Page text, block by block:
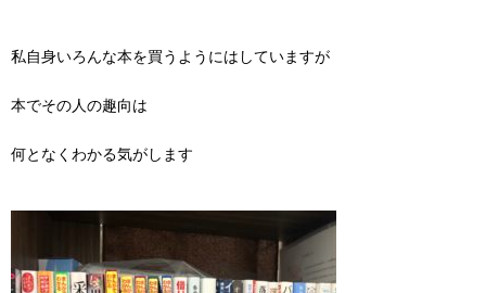
私自身いろんな本を買うようにはしていますが
本でその人の趣向は
何となくわかる気がします